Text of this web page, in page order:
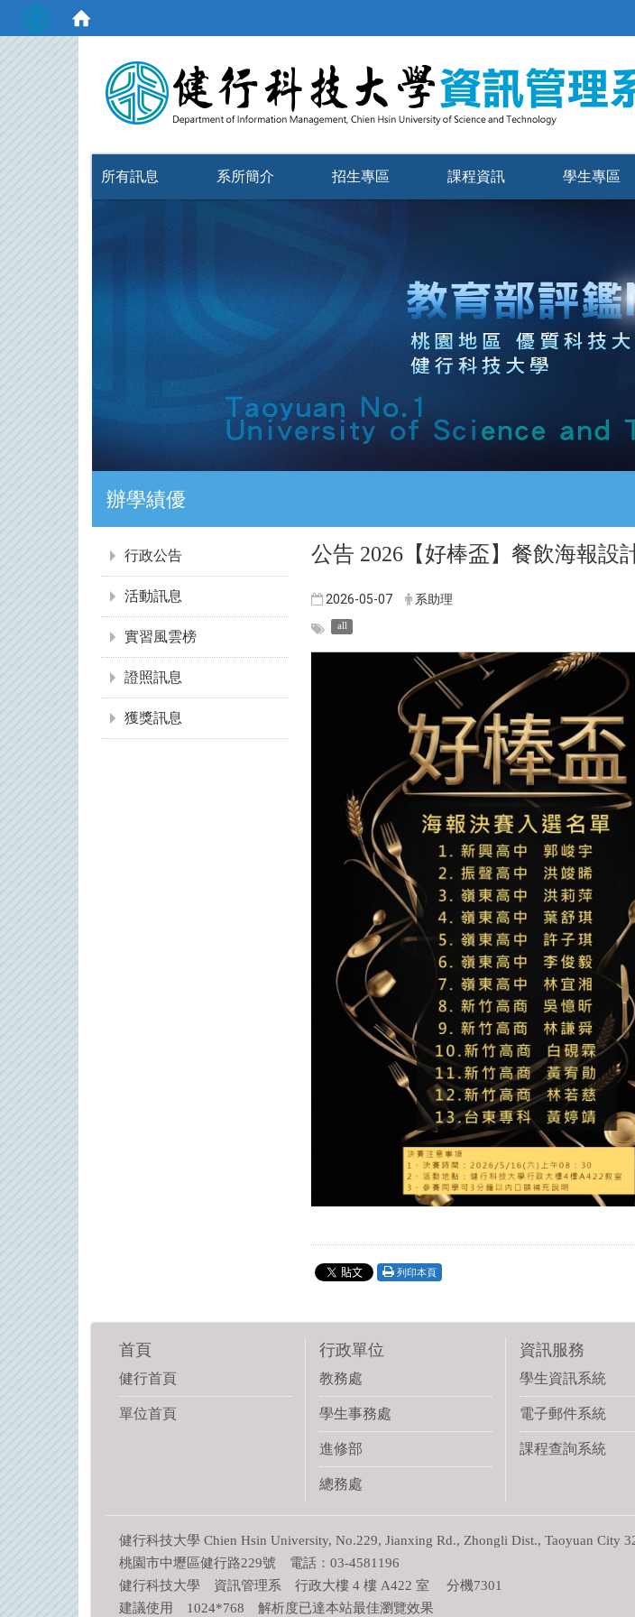
所有訊息 系所簡介 招生專區 課程資訊 學生專區
證照達人
行政公告
活動訊息
實習風雲榜
證照訊息
獲獎訊息
公告 2026【好棒盃】餐飲海報設
2026-05-07 系助理
all
列印本頁
首頁
健行首頁
單位首頁
行政單位
教務處
學生事務處
進修部
總務處
資訊服務
學生資訊系統
電子郵件系統
課程查詢系統
健行科技大學 Chien Hsin University, No.229, Jianxing Rd., Zhongli Dist., Taoyuan City
桃園市中壢區健行路229號 電話：03-4581196
健行科技大學 資訊管理系 行政大樓 4 樓 A422 室 分機7301
建議使用 1024*768 解析度已達本站最佳瀏覽效果